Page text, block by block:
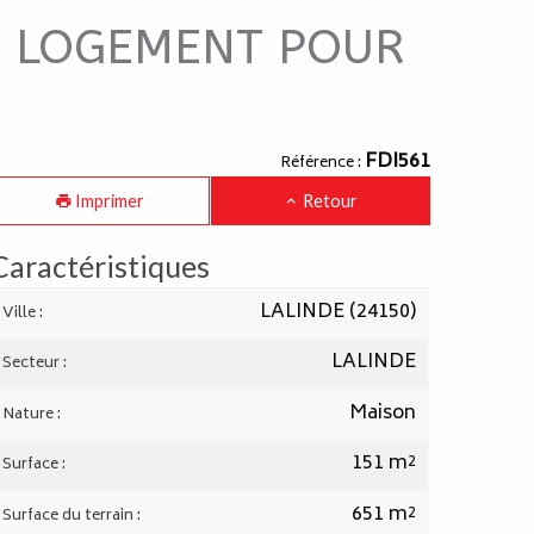
POUR
Référence : FDI561
Imprimer Retour
Ville : LALINDE (24150)
Secteur : LALINDE
Nature : Maison
Surface : 151 m²
Surface du terrain : 651 m²